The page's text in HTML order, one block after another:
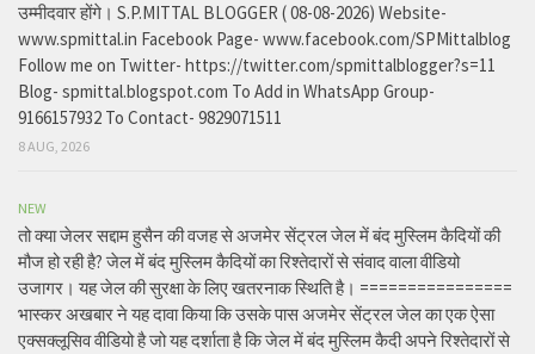
उम्मीदवार होंगे। S.P.MITTAL BLOGGER ( 08-08-2026) Website-
www.spmittal.in Facebook Page- www.facebook.com/SPMittalblog
Follow me on Twitter- https://twitter.com/spmittalblogger?s=11
Blog- spmittal.blogspot.com To Add in WhatsApp Group-
9166157932 To Contact- 9829071511
8 AUG, 2026
NEW
तो क्या जेलर सद्दाम हुसैन की वजह से अजमेर सेंट्रल जेल में बंद मुस्लिम कैदियों की
मौज हो रही है? जेल में बंद मुस्लिम कैदियों का रिश्तेदारों से संवाद वाला वीडियो
उजागर। यह जेल की सुरक्षा के लिए खतरनाक स्थिति है। ================
भास्कर अखबार ने यह दावा किया कि उसके पास अजमेर सेंट्रल जेल का एक ऐसा
एक्सक्लूसिव वीडियो है जो यह दर्शाता है कि जेल में बंद मुस्लिम कैदी अपने रिश्तेदारों से